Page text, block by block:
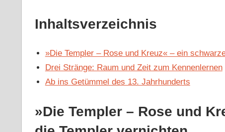
Inhaltsverzeichnis
»Die Templer – Rose und Kreuz« – ein
Drei Stränge: Raum und Zeit zum Kennenlernen
Ab ins Getümmel des 13. Jahrhunderts
»Die Templer – Rose und